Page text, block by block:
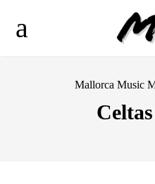
Mallorca Music